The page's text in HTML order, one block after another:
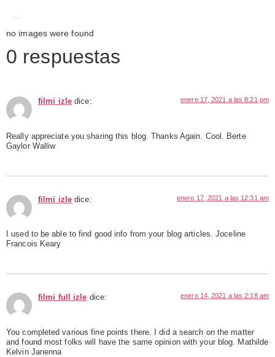
no images were found
0 respuestas
filmi izle dice: enero 17, 2021 a las 8:21 pm
Really appreciate you sharing this blog. Thanks Again. Cool. Berte
Gaylor Walliw
filmi izle dice: enero 17, 2021 a las 12:31 am
I used to be able to find good info from your blog articles. Joceline
Francois Keary
filmi full izle dice: enero 14, 2021 a las 2:18 am
You completed various fine points there. I did a search on the matter
and found most folks will have the same opinion with your blog. Mathilde
Kelvin Janenna